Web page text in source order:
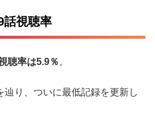
話視聴率
聴率は5.9％ 。
辿り、ついに最低記録を更新し